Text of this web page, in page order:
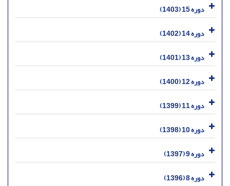
دوره 15 (1403)
دوره 14 (1402)
دوره 13 (1401)
دوره 12 (1400)
دوره 11 (1399)
دوره 10 (1398)
دوره 9 (1397)
دوره 8 (1396)